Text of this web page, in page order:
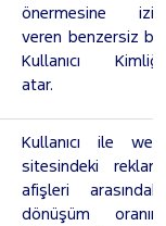
önermesine izin
veren benzersiz bir
Kullanıcı Kimliği
atar.
Kullanıcı ile web
sitesindeki reklam
afişleri arasındaki
dönüşüm oranını